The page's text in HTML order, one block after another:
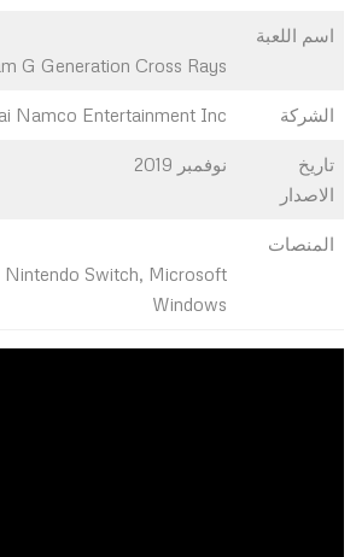
اسم اللعبة
G Generation Cross Rays
الشركة Namco Entertainment Inc
تاريخ
الاصدار
نوفمبر 2019
المنصات
Nintendo Switch, Microsoft
Windows